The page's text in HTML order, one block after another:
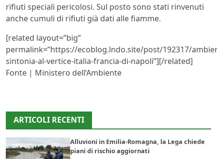
rifiuti speciali pericolosi. Sul posto sono stati rinvenuti
anche cumuli di rifiuti già dati alle fiamme.
[related layout=”big”
permalink=”https://ecoblog.lndo.site/post/192317/
sintonia-al-vertice-italia-francia-di-napoli”][/related]
Fonte | Ministero dell’Ambiente
ARTICOLI RECENTI
Alluvioni in Emilia-Romagna, la Lega chiede
piani di rischio aggiornati